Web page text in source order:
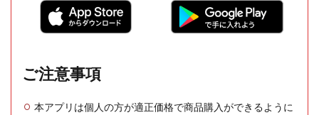
ご注意事項
本アプリは個人の方が適正価格で商品購入ができるように